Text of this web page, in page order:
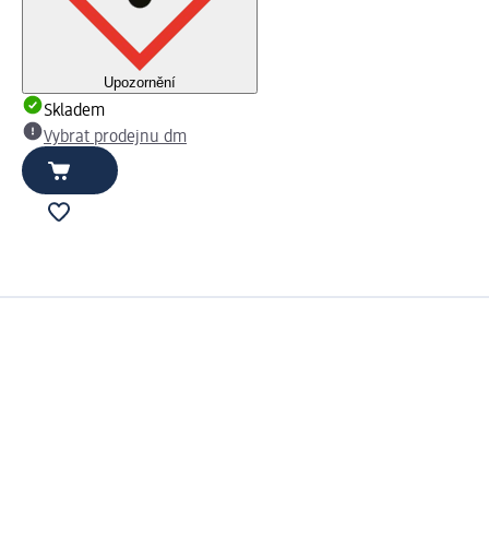
Upozornění
Skladem
Vybrat prodejnu dm